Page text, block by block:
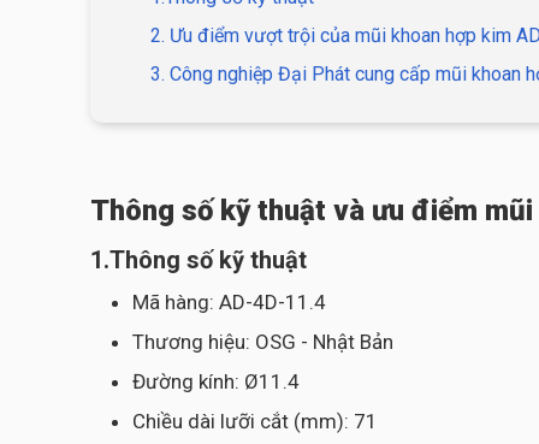
2. Ưu điểm vượt trội của mũi khoan hợp kim
3. Công nghiệp Đại Phát cung cấp mũi khoan
Thông số kỹ thuật và ưu điểm
1.Thông số kỹ thuật
Mã hàng: AD-4D-11.4
Thương hiệu: OSG - Nhật Bản
Đường kính: Ø11.4
Chiều dài lưỡi cắt (mm): 71